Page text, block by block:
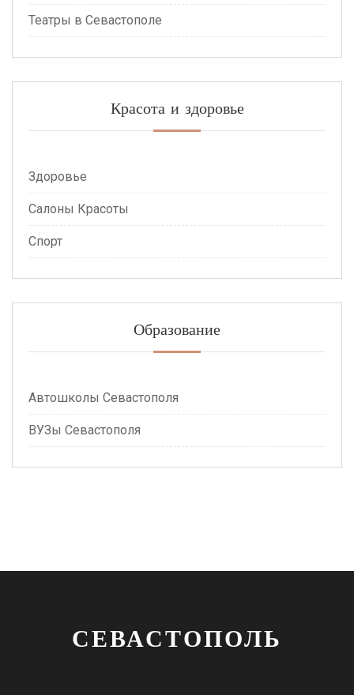
Театры в Севастополе
Красота и здоровье
Здоровье
Салоны Красоты
Спорт
Образование
Автошколы Севастополя
ВУЗы Севастополя
СЕВАСТОПОЛЬ